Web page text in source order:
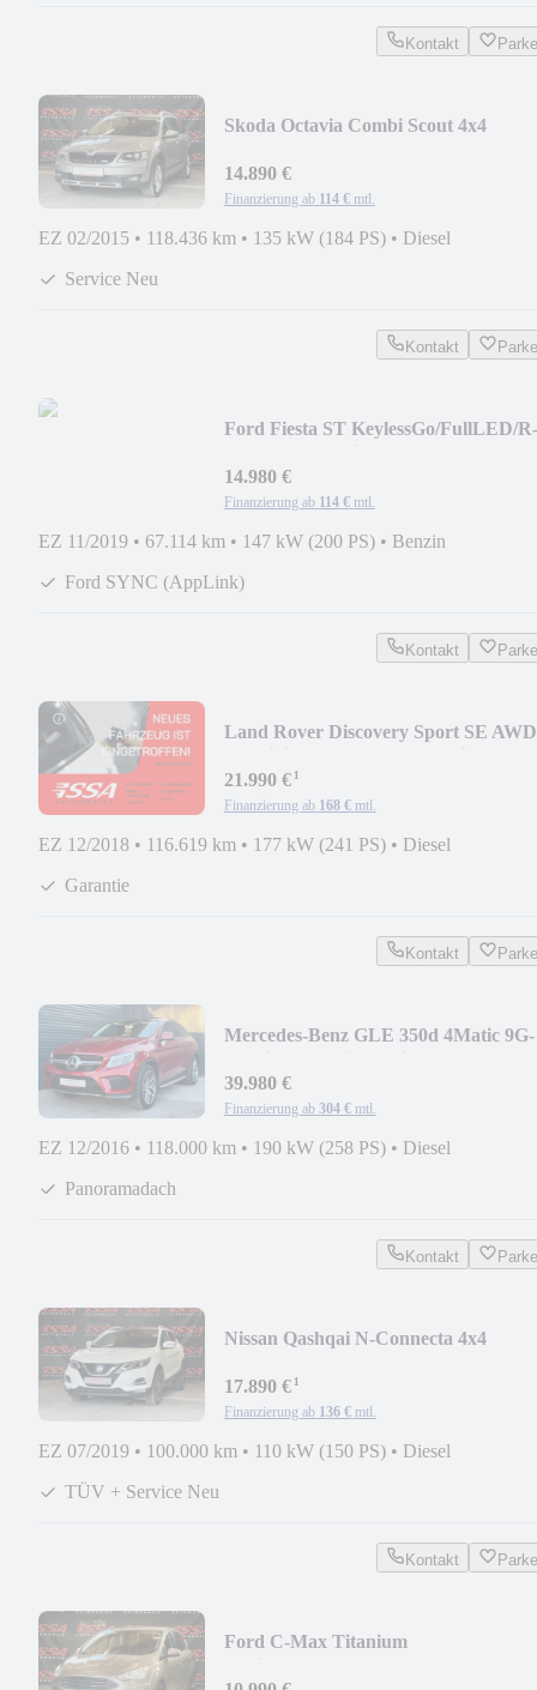
Kontakt
Skoda Octavia Combi Scout 4x4
14.890 €
Finanzierung ab 114 € mtl.
EZ 02/2015 • 118.436 km • 135 kW (184 PS) • Diesel
Service Neu
Kontakt
Ford Fiesta ST KeylessGo/FullLED/R-
14.980 €
Finanzierung ab 114 € mtl.
EZ 11/2019 • 67.114 km • 147 kW (200 PS) • Benzin
Ford SYNC (AppLink)
Kontakt
Land Rover Discovery Sport SE AWD
21.990 €¹
Finanzierung ab 168 € mtl.
EZ 12/2018 • 116.619 km • 177 kW (241 PS) • Diesel
Garantie
Kontakt
Mercedes-Benz GLE 350d 4Matic 9G-
39.980 €
Finanzierung ab 304 € mtl.
EZ 12/2016 • 118.000 km • 190 kW (258 PS) • Diesel
Panoramadach
Kontakt
Nissan Qashqai N-Connecta 4x4
17.890 €¹
Finanzierung ab 136 € mtl.
EZ 07/2019 • 100.000 km • 110 kW (150 PS) • Diesel
TÜV + Service Neu
Kontakt
Ford C-Max Titanium